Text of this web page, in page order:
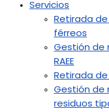
Servicios
Retirada
férreos
Gestión de
RAEE
Retirada
Gestión de
residuos